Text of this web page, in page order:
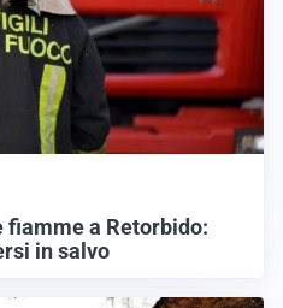
a Retorbido:
in salvo